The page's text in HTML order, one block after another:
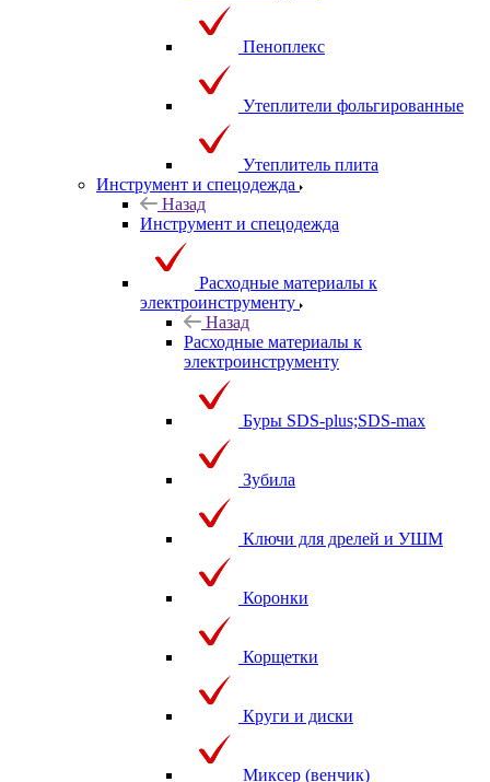
Пеноплекс
Утеплители фольгированные
Утеплитель плита
Инструмент и спецодежда
Назад
Инструмент и спецодежда
Расходные материалы к
электроинструменту
Назад
Расходные материалы к
электроинструменту
Буры SDS-plus;SDS-max
Зубила
Ключи для дрелей и УШМ
Коронки
Корщетки
Круги и диски
Миксер (венчик)